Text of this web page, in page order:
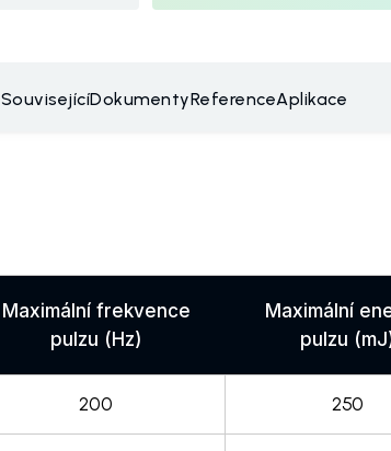
SouvisejícíDokumentyReferenceAplikace
Maximální frekvence
pulzu (Hz)
Maximální
pulzu
200 250